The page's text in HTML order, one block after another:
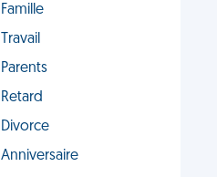
Famille
Travail
Parents
Retard
Divorce
Anniversaire